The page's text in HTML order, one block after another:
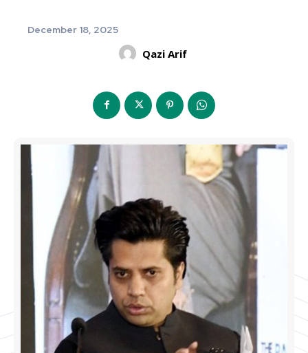
December 18, 2025
Qazi Arif